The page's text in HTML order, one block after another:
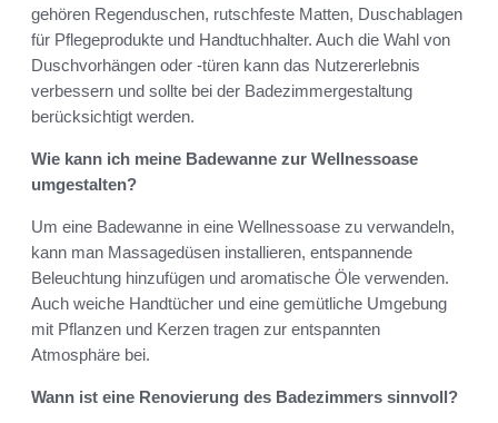
gehören Regenduschen, rutschfeste Matten, Duschablagen
für Pflegeprodukte und Handtuchhalter. Auch die Wahl von
Duschvorhängen oder -türen kann das Nutzererlebnis
verbessern und sollte bei der Badezimmergestaltung
berücksichtigt werden.
Wie kann ich meine Badewanne zur Wellnessoase
umgestalten?
Um eine Badewanne in eine Wellnessoase zu verwandeln,
kann man Massagedüsen installieren, entspannende
Beleuchtung hinzufügen und aromatische Öle verwenden.
Auch weiche Handtücher und eine gemütliche Umgebung
mit Pflanzen und Kerzen tragen zur entspannten
Atmosphäre bei.
Wann ist eine Renovierung des Badezimmers sinnvoll?